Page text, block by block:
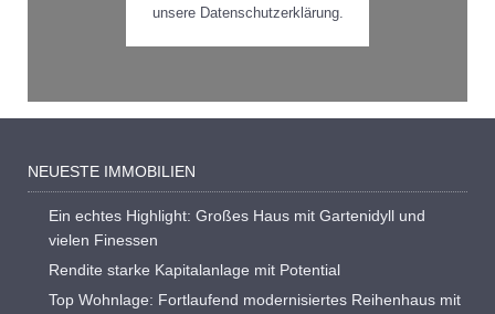
unsere Datenschutzerklärung.
NEUESTE IMMOBILIEN
Ein echtes Highlight: Großes Haus mit Gartenidyll und
vielen Finessen
Rendite starke Kapitalanlage mit Potential
Top Wohnlage: Fortlaufend modernisiertes Reihenhaus mit